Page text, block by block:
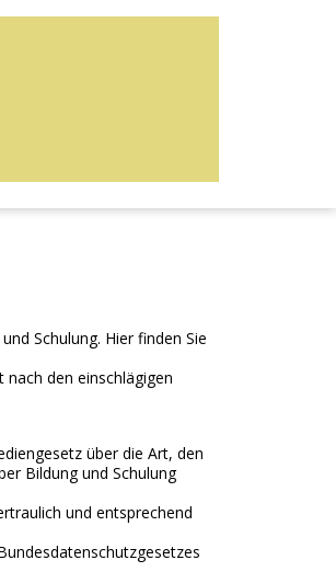
Schulung. Hier finden Sie
den einschlägigen
über die Art, den
Bildung und Schulung
und entsprechend